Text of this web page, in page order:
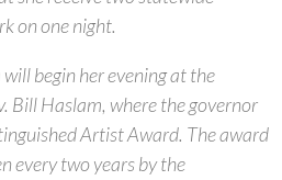
on one night.
begin her evening at the
Bill Haslam, where the governor
Artist Award. The award
every two years by the